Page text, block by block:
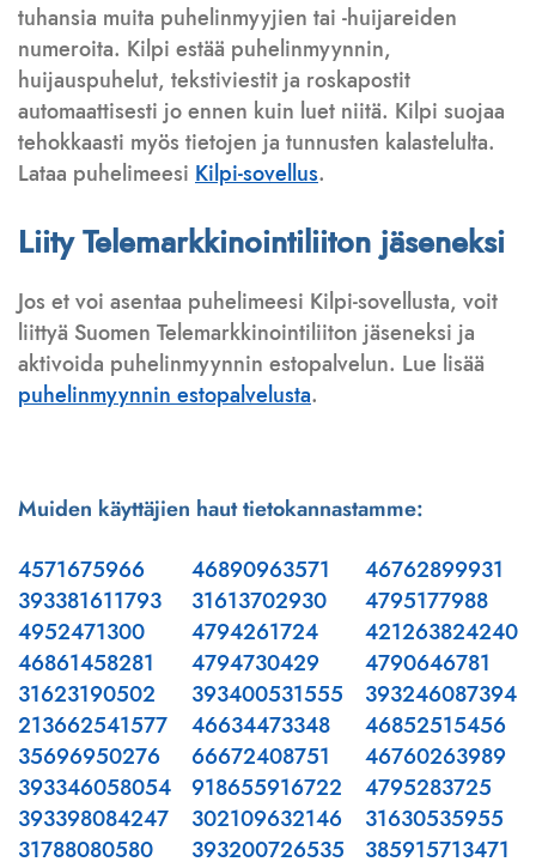
tuhansia muita puhelinmyyjien tai -huijareiden
numeroita. Kilpi estää puhelinmyynnin,
huijauspuhelut, tekstiviestit ja roskapostit
automaattisesti jo ennen kuin luet niitä. Kilpi suojaa
tehokkaasti myös tietojen ja tunnusten kalastelulta.
Lataa puhelimeesi Kilpi-sovellus.
Liity Telemarkkinointiliiton jäseneksi
Jos et voi asentaa puhelimeesi Kilpi-sovellusta, voit
liittyä Suomen Telemarkkinointiliiton jäseneksi ja
aktivoida puhelinmyynnin estopalvelun. Lue lisää
puhelinmyynnin estopalvelusta.
Muiden käyttäjien haut tietokannastamme:
4571675966
393381611793
4952471300
46861458281
31623190502
213662541577
35696950276
393346058054
393398084247
31788080580
46890963571
31613702930
4794261724
4794730429
393400531555
46634473348
66672408751
918655916722
302109632146
393200726535
46762899931
4795177988
421263824240
4790646781
393246087394
46852515456
46760263989
4795283725
31630535955
385915713471